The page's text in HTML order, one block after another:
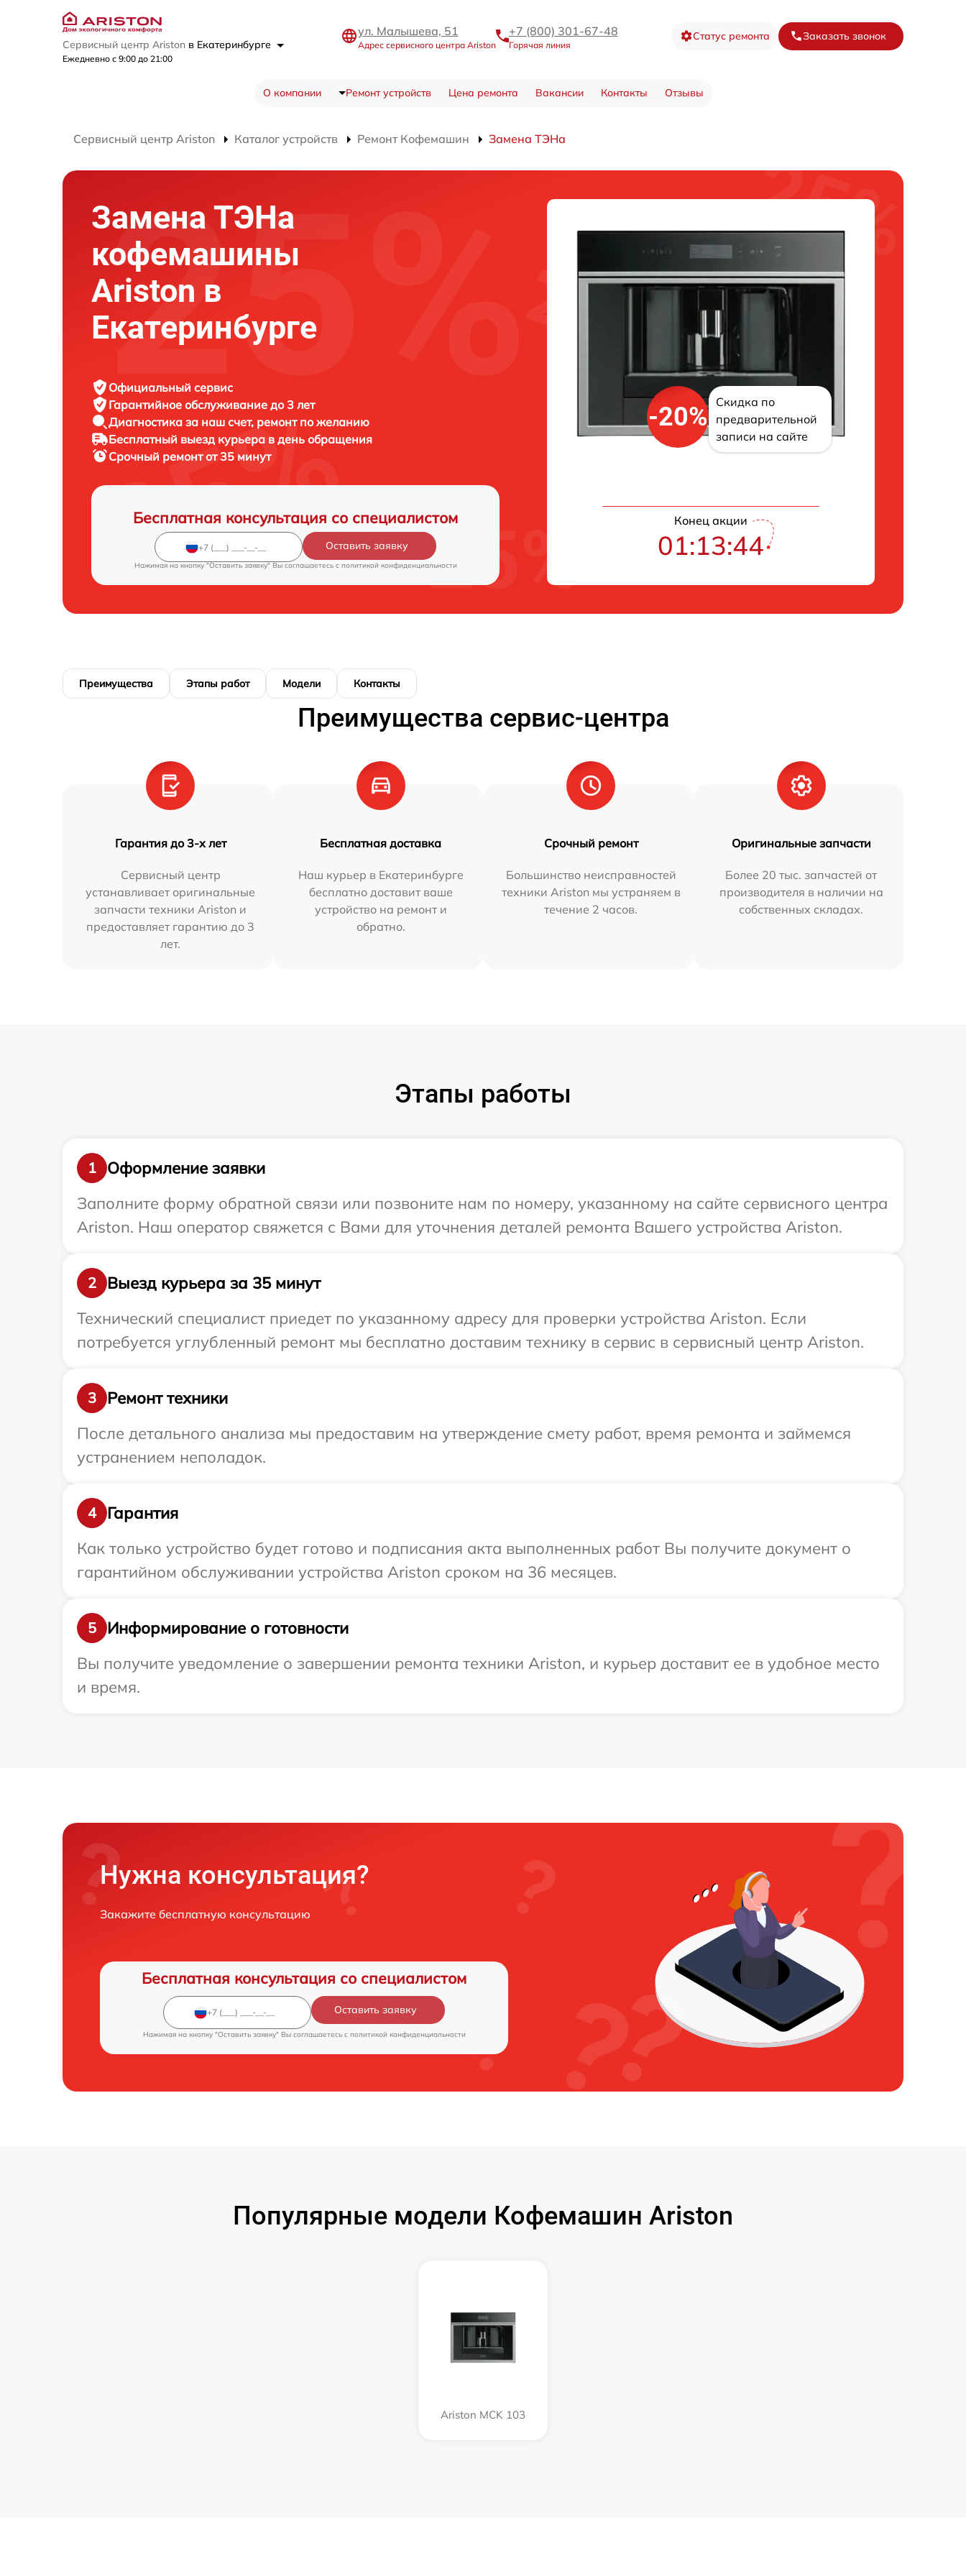
Сервисный центр Ariston в Екатеринбурге
Ежедневно с 9:00 до 21:00
ул. Малышева, 51
Адрес сервисного центра Ariston
+7 (800) 301-67-48
Горячая линия
Статус ремонта Заказать звонок
О компании Ремонт устройств Цена ремонта Вакансии Контакты Отзывы
Сервисный центр Ariston Каталог устройств Ремонт Кофемашин Замена ТЭНа
Замена ТЭНа
кофемашины
Ariston в
Екатеринбурге
Официальный сервис
Гарантийное обслуживание до 3 лет
Диагностика за наш счет, ремонт по желанию
Бесплатный выезд курьера в день обращения
Срочный ремонтот 35 минут
Бесплатная консультация со специалистом
Оставить заявку
Нажимая на кнопку "Оставить заявку" Вы соглашаетесь c политикой конфиденциальности
-20%
Скидка по
предварительной
записи на сайте
Конец акции
01:13:43
Преимущества Этапы работ Модели Контакты
Преимущества сервис-центра
Гарантия до 3-х лет
Сервисный центр
устанавливает оригинальные
запчасти техники Ariston и
предоставляет гарантию до 3
лет.
Бесплатная доставка
Наш курьер в Екатеринбурге
бесплатно доставит ваше
устройство на ремонт и
обратно.
Срочный ремонт
Большинство неисправностей
техники Ariston мы устраняем в
течение 2 часов.
Оригинальные запчасти
Более 20 тыс. запчастей от
производителя в наличии на
собственных складах.
Этапы работы
1
Оформление заявки
Заполните форму обратной связи или позвоните нам по номеру, указанному на сайте сервисного центра
Ariston. Наш оператор свяжется с Вами для уточнения деталей ремонта Вашего устройства Ariston.
2
Выезд курьера за 35 минут
Технический специалист приедет по указанному адресу для проверки устройства Ariston. Если
потребуется углубленный ремонт мы бесплатно доставим технику в сервис в сервисный центр Ariston.
3
Ремонт техники
После детального анализа мы предоставим на утверждение смету работ, время ремонта и займемся
устранением неполадок.
4
Гарантия
Как только устройство будет готово и подписания акта выполненных работ Вы получите документ о
гарантийном обслуживании устройства Ariston сроком на 36 месяцев.
5
Информирование о готовности
Вы получите уведомление о завершении ремонта техники Ariston, и курьер доставит ее в удобное место
и время.
Нужна консультация?
Закажите бесплатную консультацию
Бесплатная консультация со специалистом
Оставить заявку
Нажимая на кнопку "Оставить заявку" Вы соглашаетесь c политикой конфиденциальности
Популярные модели Кофемашин Ariston
Ariston MCK 103